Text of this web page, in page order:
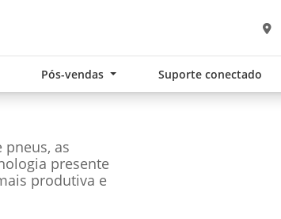
Pós-vendas Suporte conectado
pneus, as
presente
produtiva e